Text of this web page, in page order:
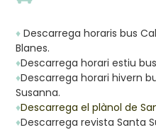
♦ Descarrega horaris bus
Blanes.
♦Descarrega horari estiu
♦Descarrega horari hivern
Susanna.
♦Descarrega el plànol de
♦Descarrega revista Santa